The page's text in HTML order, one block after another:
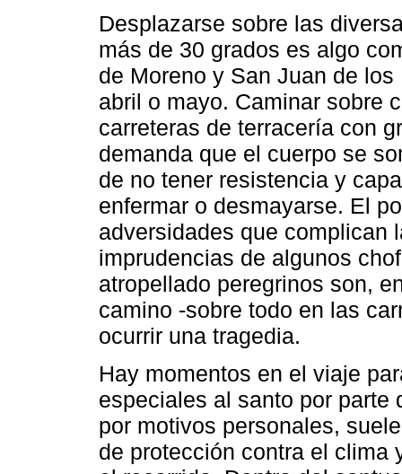
Desplazarse sobre las
más de 30 grados es algo
de Moreno y San Juan de
abril o mayo. Caminar sobre
carreteras de terracería con
demanda que el cuerpo se
de no tener resistencia y
enfermar o desmayarse. El
adversidades que complican
imprudencias de algunos
atropellado peregrinos son,
camino -sobre todo en las
ocurrir una tragedia.
Hay momentos en el viaje
especiales al santo por parte
por motivos personales,
de protección contra el clima